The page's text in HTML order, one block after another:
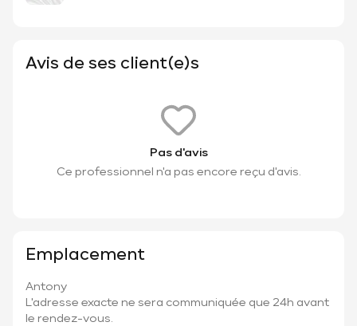
Avis de ses client(e)s
Pas d'avis
Ce professionnel n'a pas encore reçu d'avis.
Emplacement
Antony
L'adresse exacte ne sera communiquée que 24h avant
le rendez-vous.